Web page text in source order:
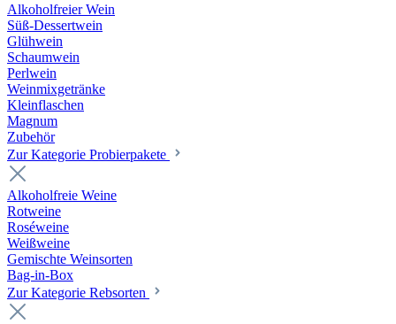
Alkoholfreier Wein
Süß-Dessertwein
Glühwein
Schaumwein
Perlwein
Weinmixgetränke
Kleinflaschen
Magnum
Zubehör
Zur Kategorie Probierpakete
Alkoholfreie Weine
Rotweine
Roséweine
Weißweine
Gemischte Weinsorten
Bag-in-Box
Zur Kategorie Rebsorten